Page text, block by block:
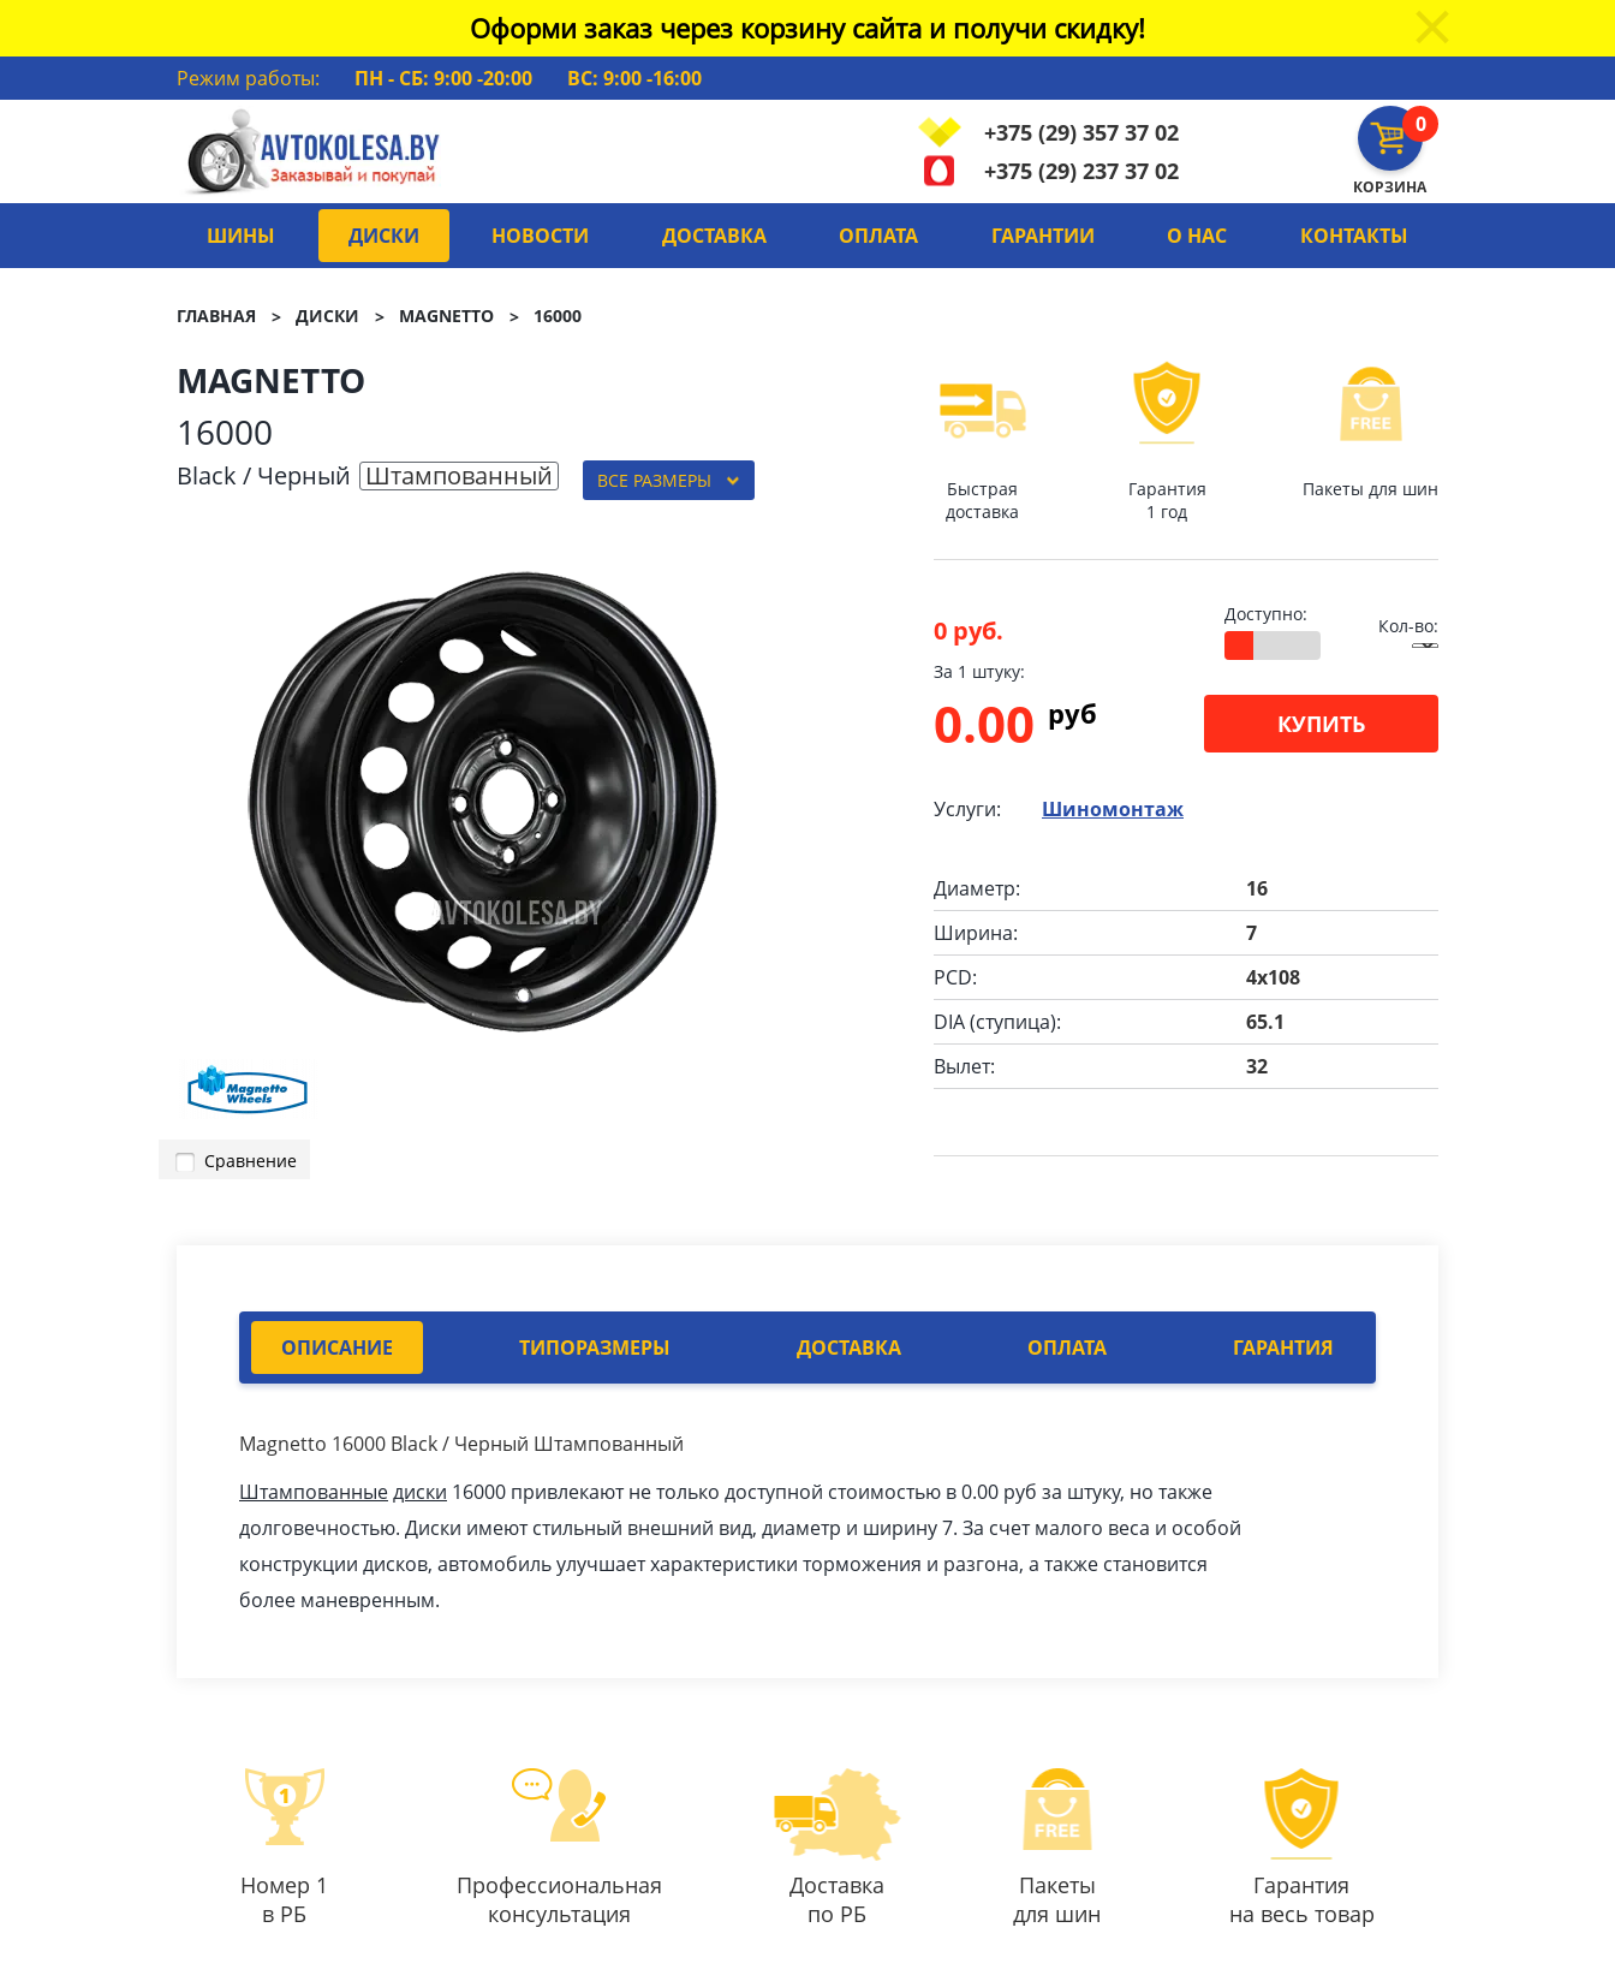
Оформи заказ через корзину сайта и получи скидку!
Режим работы: ПН - СБ: 9:00 -20:00
ВС: 9:00 -16:00
0
КОРЗИНА
+375 (29) 357 37 02
+375 (29) 237 37 02
ШИНЫ ДИСКИ НОВОСТИ ДОСТАВКА ОПЛАТА ГАРАНТИИ О НАС КОНТАКТЫ
ГЛАВНАЯ ДИСКИ MAGNETTO 16000
MAGNETTO
16000
Black / Черный Штампованный ВСЕ РАЗМЕРЫ
Сравнение
Быстрая
доставка
Гарантия
1 год
Пакеты для шин
0 руб.
Доступно:
Кол-во:
За 1 штуку:
0.00 pуб КУПИТЬ
Услуги: Шиномонтаж
Диаметр:
16
Ширина:
7
PCD:
4x108
DIA (ступица):
65.1
Вылет:
32
ОПИСАНИЕ ТИПОРАЗМЕРЫ ДОСТАВКА ОПЛАТА ГАРАНТИЯ
Magnetto 16000 Black / Черный Штампованный
Штампованныедиски 16000 привлекают не только доступной стоимостью в 0.00 pуб за штуку, но также
долговечностью. Диски имеют стильный внешний вид, диаметр и ширину 7. За счет малого веса и особой
конструкции дисков, автомобиль улучшает характеристики торможения и разгона, а также становится
более маневренным.
Номер 1
в РБ
Профессиональная
консультация
Доставка
по РБ
Пакеты
для шин
Гарантия
на весь товар